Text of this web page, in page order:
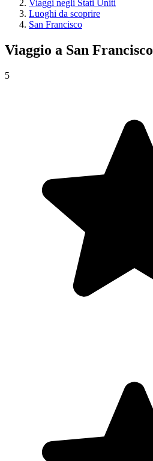
Viaggi negli Stati Uniti
Luoghi da scoprire
San Francisco
Viaggio a San Francisco
5